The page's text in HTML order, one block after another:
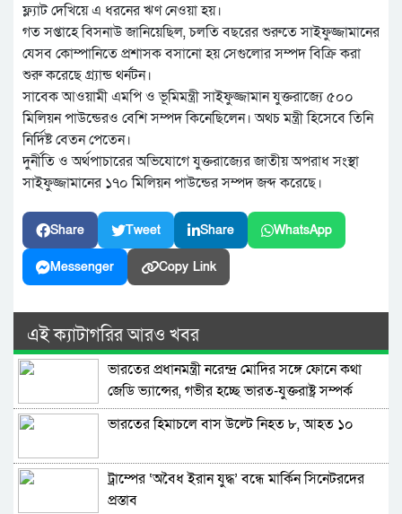
ফ্ল্যাট দেখিয়ে এ ধরনের ঋণ নেওয়া হয়।
গত সপ্তাহে বিসনাউ জানিয়েছিল, চলতি বছরের শুরুতে সাইফুজ্জামানের
যেসব কোম্পানিতে প্রশাসক বসানো হয় সেগুলোর সম্পদ বিক্রি করা
শুরু করেছে গ্র্যান্ড থর্নটন।
সাবেক আওয়ামী এমপি ও ভূমিমন্ত্রী সাইফুজ্জামান যুক্তরাজ্যে ৫০০
মিলিয়ন পাউন্ডেরও বেশি সম্পদ কিনেছিলেন। অথচ মন্ত্রী হিসেবে তিনি
নির্দিষ্ট বেতন পেতেন।
দুর্নীতি ও অর্থপাচারের অভিযোগে যুক্তরাজ্যের জাতীয় অপরাধ সংস্থা
সাইফুজ্জামানের ১৭০ মিলিয়ন পাউন্ডের সম্পদ জব্দ করেছে।
Share Tweet Share WhatsApp
Messenger Copy Link
এই ক্যাটাগরির আরও খবর
ভারতের প্রধানমন্ত্রী নরেন্দ্র মোদির সঙ্গে ফোনে কথা
জেডি ভ্যান্সের, গভীর হচ্ছে ভারত-যুক্তরাষ্ট্র সম্পর্ক
ভারতের হিমাচলে বাস উল্টে নিহত ৮, আহত ১০
ট্রাম্পের ‘অবৈধ ইরান যুদ্ধ’ বন্ধে মার্কিন সিনেটরদের
প্রস্তাব